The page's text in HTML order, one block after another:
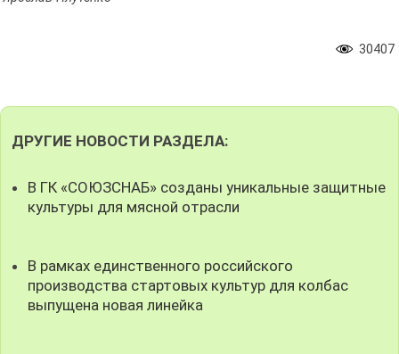
30407
ДРУГИЕ НОВОСТИ РАЗДЕЛА:
В ГК «СОЮЗСНАБ» созданы уникальные защитные
культуры для мясной отрасли
В рамках единственного российского
производства стартовых культур для колбас
выпущена новая линейка